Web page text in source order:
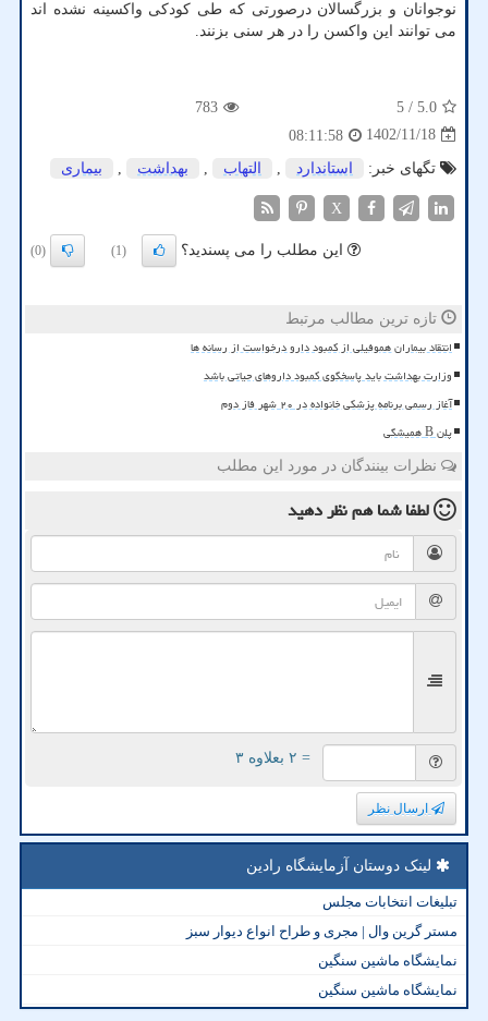
نوجوانان و بزرگسالان درصورتی که طی کودکی واکسینه نشده اند
می توانند این واکسن را در هر سنی بزنند.
5.0
/ 5
783
1402/11/18
08:11:58
تگهای خبر:
استاندارد , التهاب , بهداشت , بیماری
X
این مطلب را می پسندید؟ (1)
(0)
تازه ترین مطالب مرتبط
انتقاد بیماران هموفیلی از کمبود دارو درخواست از رسانه ها
وزارت بهداشت باید پاسخگوی کمبود داروهای حیاتی باشد
آغاز رسمی برنامه پزشکی خانواده در ۲۰ شهر فاز دوم
پلن B همیشگی
نظرات بینندگان در مورد این مطلب
لطفا شما همنظر دهید
= ۲ بعلاوه ۳
ارسال نظر
لینک دوستان آزمایشگاه رادین
تبلیغات انتخابات مجلس
مستر گرین وال | مجری و طراح انواع دیوار سبز
نمایشگاه ماشین سنگین
نمایشگاه ماشین سنگین